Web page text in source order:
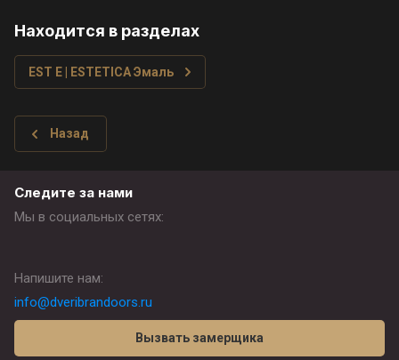
Находится в разделах
EST E | ESTETICA Эмаль
Назад
Следите за нами
Мы в социальных сетях:
Напишите нам:
info@dveribrandoors.ru
Вызвать замерщика